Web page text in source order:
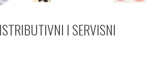
I SERVISNI